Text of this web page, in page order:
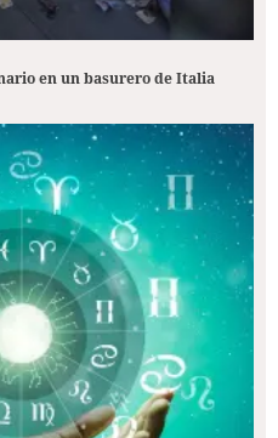
en un basurero de Italia